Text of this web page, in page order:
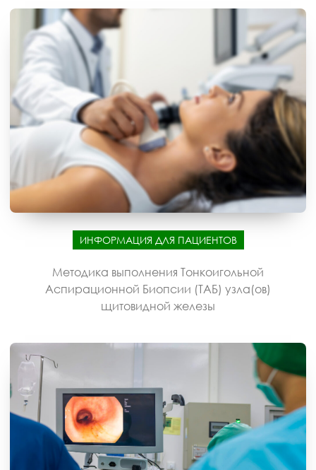
ИНФОРМАЦИЯ ДЛЯ ПАЦИЕНТОВ
Методика выполнения Тонкоигольной
Аспирационной Биопсии (ТАБ) узла(ов)
щитовидной железы